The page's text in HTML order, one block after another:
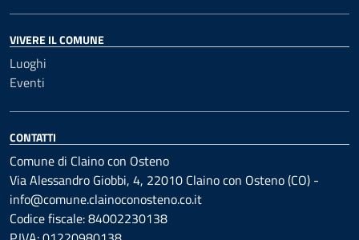
VIVERE IL COMUNE
Luoghi
Eventi
CONTATTI
Comune di Claino con Osteno
Via Alessandro Giobbi, 4, 22010 Claino con Osteno (CO) -
info@comune.clainoconosteno.co.it
Codice fiscale: 84002230138